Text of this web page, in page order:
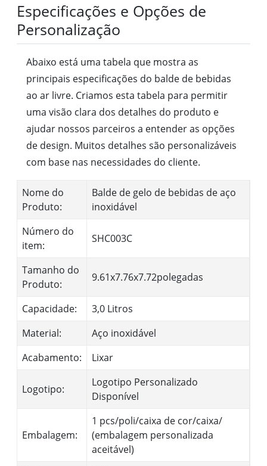
Especificações e Opções de
Personalização
Abaixo está uma tabela que mostra as
principais especificações do balde de bebidas
ao ar livre. Criamos esta tabela para permitir
uma visão clara dos detalhes do produto e
ajudar nossos parceiros a entender as opções
de design. Muitos detalhes são personalizáveis
com base nas necessidades do cliente.
Nome do
Produto:
Balde de gelo de bebidas de aço
inoxidável
Número do
item:
SHC003C
Tamanho do
Produto:
9.61x7.76x7.72polegadas
Capacidade:
3,0 Litros
Material:
Aço inoxidável
Acabamento:
Lixar
Logotipo:
Logotipo Personalizado
Disponível
Embalagem:
1 pcs/poli/caixa de cor/caixa/
(embalagem personalizada
aceitável)